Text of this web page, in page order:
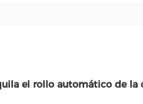
el rollo automático de la